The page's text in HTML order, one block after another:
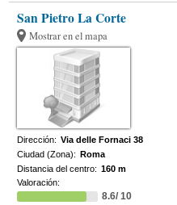
San Pietro La Corte
Mostrar en el mapa
Dirección: Via delle Fornaci 38
Ciudad (Zona): Roma
Distancia del centro: 160 m
Valoración:
8.6/ 10